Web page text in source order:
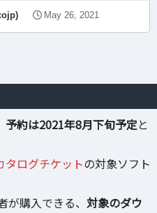
May 26, 2021
予約は2021年8月下旬予定と
タログチケットの対象ソフト
購入できる、 対象のダウ